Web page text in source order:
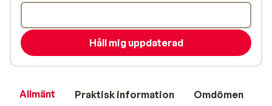
Allmänt Praktisk information Omdömen
Håll mig uppdaterad